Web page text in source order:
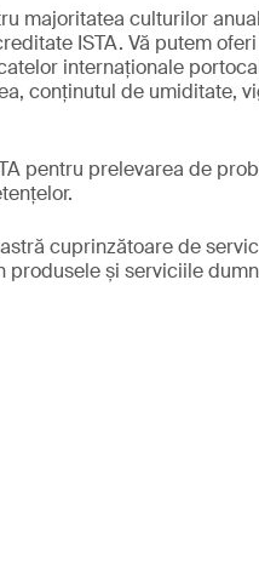
majoritatea culturilor
ISTA. Vă putem
internaționale
conținutul de umiditate,
pentru prelevarea de
cuprinzătoare de
și serviciile